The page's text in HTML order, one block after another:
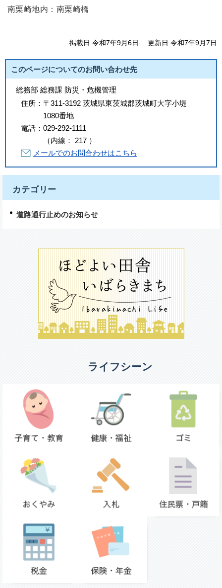
南栗崎地内：南栗崎橋
掲載日 令和7年9月6日 更新日 令和7年9月7日
このページについてのお問い合わせ先
総務部 総務課 防災・危機管理
住所： 〒311-3192 茨城県東茨城郡茨城町大字小堤
1080番地
電話： 029-292-1111
（内線 ： 217 ）
メールでのお問合わせはこちら
カテゴリー
道路通行止めのお知らせ
ライフシーン